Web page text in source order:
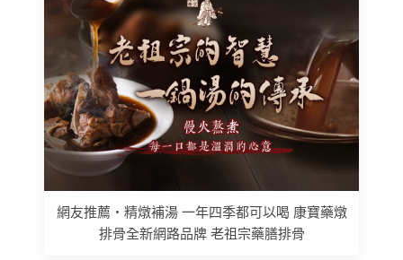
網友推薦 • 精燉補湯 一年四季都可以喝 康寶藥燉
排骨全新網路品牌 老祖宗藥膳排骨